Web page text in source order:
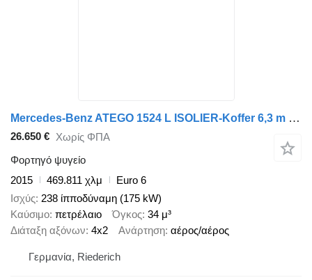
Mercedes-Benz ATEGO 1524 L ISOLIER-Koffer 6,3 m LBW 1 T*EURO 6
26.650 € Χωρίς ΦΠΑ
Φορτηγό ψυγείο
2015
469.811 χλμ
Euro 6
Ισχύς 238 ίπποδύναμη (175 kW)
Καύσιμο πετρέλαιο Όγκος 34 μ³
Διάταξη αξόνων 4x2 Ανάρτηση αέρος/αέρος
Γερμανία, Riederich